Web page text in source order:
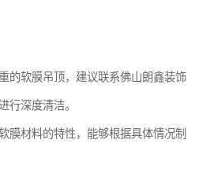
的软膜吊顶，建议联系佛山朗鑫装饰
行深度清洁。
膜材料的特性，能够根据具体情况制